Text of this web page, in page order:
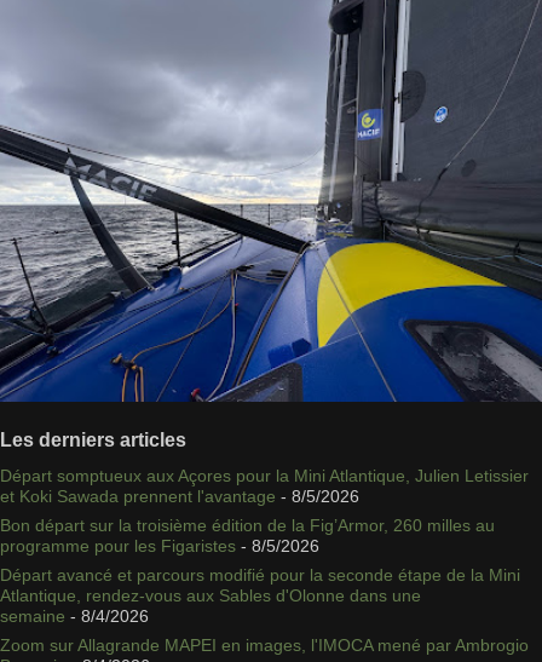
Les derniers articles
Départ somptueux aux Açores pour la Mini Atlantique, Julien Letissier
et Koki Sawada prennent l'avantage - 8/5/2026
Bon départ sur la troisième édition de la Fig’Armor, 260 milles au
programme pour les Figaristes - 8/5/2026
Départ avancé et parcours modifié pour la seconde étape de la Mini
Atlantique, rendez-vous aux Sables d'Olonne dans une
semaine - 8/4/2026
Zoom sur Allagrande MAPEI en images, l'IMOCA mené par Ambrogio